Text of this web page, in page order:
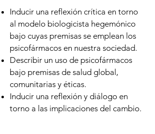
Inducir una reflexión crítica en torno
al modelo biologicista hegemónico
bajo cuyas premisas se emplean los
psicofármacos en nuestra sociedad.
Describir un uso de psicofármacos
bajo premisas de salud global,
comunitarias y éticas.
Inducir una reflexión y diálogo en
torno a las implicaciones del cambio.